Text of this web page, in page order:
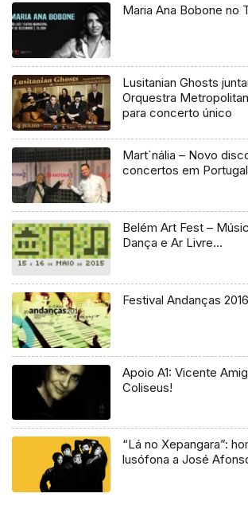
Maria Ana Bobone no
Lusitanian Ghosts
Orquestra
para concerto único
Mart`nália – Novo
concertos em Portugal
Belém Art Fest –
Dança e Ar Livre…
Festival Andanças 2016
Apoio A1: Vicente
Coliseus!
“Lá no Xepangara”:
lusófona a José